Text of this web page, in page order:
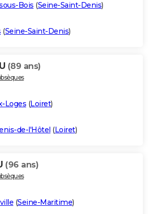
Bois (Seine-Saint-Denis)
(Seine-Saint-Denis)
(89 ans)
Loges (Loiret)
de-l'Hôtel (Loiret)
(96 ans)
(Seine-Maritime)